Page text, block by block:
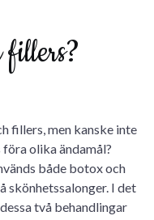
fillers, men kanske inte
olika ändamål?
både botox och
skönhetssalonger. I det
två behandlingar